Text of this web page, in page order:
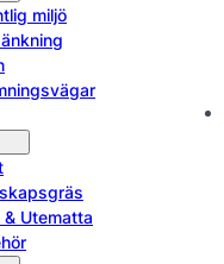
miljö
& Utematta